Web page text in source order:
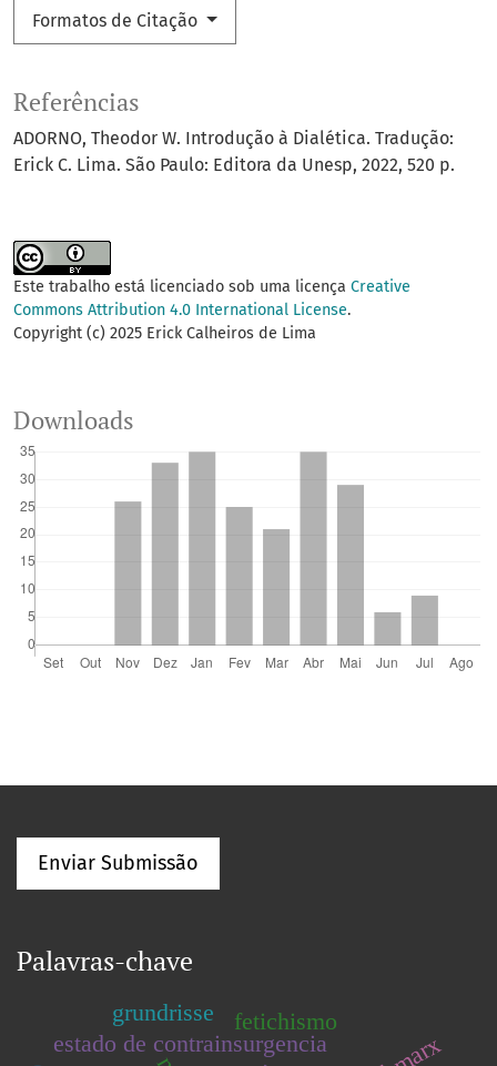
Formatos de Citação
Referências
ADORNO, Theodor W. Introdução à Dialética. Tradução:
Erick C. Lima. São Paulo: Editora da Unesp, 2022, 520 p.
Este trabalho está licenciado sob uma licença Creative
Commons Attribution 4.0 International License.
Copyright (c) 2025 Erick Calheiros de Lima
Downloads
Enviar Submissão
Palavras-chave
estado de contrainsurgencia
fetichismo
grundrisse